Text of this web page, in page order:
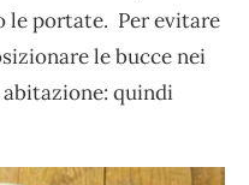
le portate. Per evitare
le bucce nei
quindi